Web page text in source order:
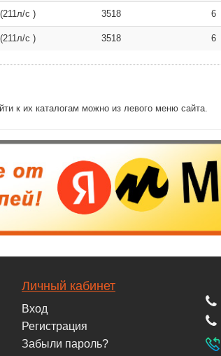
с ) 3518 6
с ) 3518 6
к их каталогам можно из левого меню сайта.
Личный кабинет
Вход
Регистрация
Забыли пароль?